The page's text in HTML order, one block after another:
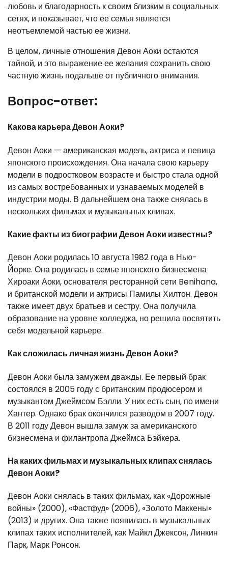
любовь и благодарность к своим близким в социальных
сетях, и показывает, что ее семья является
неотъемлемой частью ее жизни.
В целом, личные отношения Девон Аоки остаются
тайной, и это выражение ее желания сохранить свою
частную жизнь подальше от публичного внимания.
Вопрос-ответ:
Какова карьера Девон Аоки?
Девон Аоки — американская модель, актриса и певица
японского происхождения. Она начала свою карьеру
модели в подростковом возрасте и быстро стала одной
из самых востребованных и узнаваемых моделей в
индустрии моды. В дальнейшем она также снялась в
нескольких фильмах и музыкальных клипах.
Какие факты из биографии Девон Аоки известны?
Девон Аоки родилась 10 августа 1982 года в Нью-
Йорке. Она родилась в семье японского бизнесмена
Хироаки Аоки, основателя ресторанной сети Benihana,
и британской модели и актрисы Памилы Хилтон. Девон
также имеет двух братьев и сестру. Она получила
образование на уровне колледжа, но решила посвятить
себя модельной карьере.
Как сложилась личная жизнь Девон Аоки?
Девон Аоки была замужем дважды. Ее первый брак
состоялся в 2005 году с британским продюсером и
музыкантом Джеймсом Бэлли. У них есть сын, по имени
Хантер. Однако брак окончился разводом в 2007 году.
В 2011 году Девон вышла замуж за американского
бизнесмена и филантропа Джеймса Бэйкера.
На каких фильмах и музыкальных клипах снялась
Девон Аоки?
Девон Аоки снялась в таких фильмах, как «Дорожные
войны» (2000), «Фастфуд» (2006), «Золото Маккены»
(2013) и других. Она также появилась в музыкальных
клипах таких исполнителей, как Майкл Джексон, Линкин
Парк, Марк Ронсон.